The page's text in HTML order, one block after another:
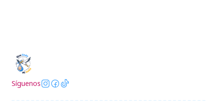
Síguenos